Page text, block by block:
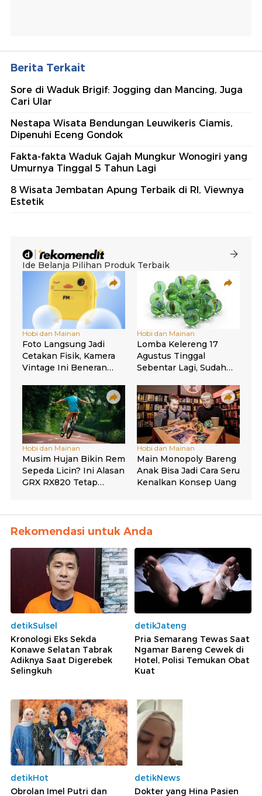
Berita Terkait
Sore di Waduk Brigif: Jogging dan Mancing, Juga
Cari Ular
Nestapa Wisata Bendungan Leuwikeris Ciamis,
Dipenuhi Eceng Gondok
Fakta-fakta Waduk Gajah Mungkur Wonogiri yang
Umurnya Tinggal 5 Tahun Lagi
8 Wisata Jembatan Apung Terbaik di RI, Viewnya
Estetik
Rekomendasi untuk Anda
detikSulsel
Kronologi Eks Sekda
Konawe Selatan Tabrak
Adiknya Saat Digerebek
Selingkuh
detikJateng
Pria Semarang Tewas Saat
Ngamar Bareng Cewek di
Hotel, Polisi Temukan Obat
Kuat
detikHot
Obrolan Imel Putri dan
detikNews
Dokter yang Hina Pasien